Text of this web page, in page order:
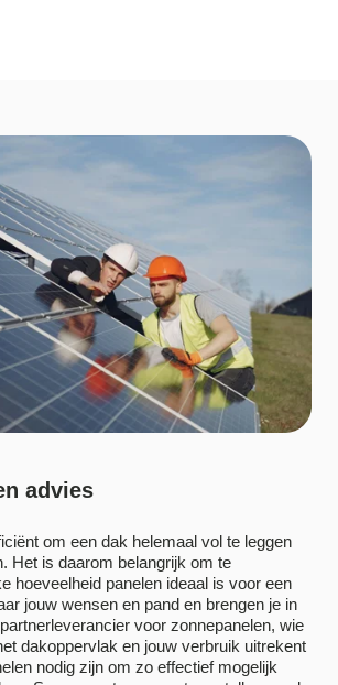
advies
om een dak helemaal vol te leggen
Het is daarom belangrijk om te
hoeveelheid panelen ideaal is voor een
jouw wensen en pand en brengen je in
voor zonnepanelen, wie
dakoppervlak en jouw verbruik uitrekent
nodig zijn om zo effectief mogelijk